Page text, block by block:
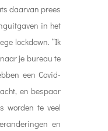
daarvan prees
in het
lockdown. “Ik
je bureau te
een Covid-
en bespaar
worden te veel
en